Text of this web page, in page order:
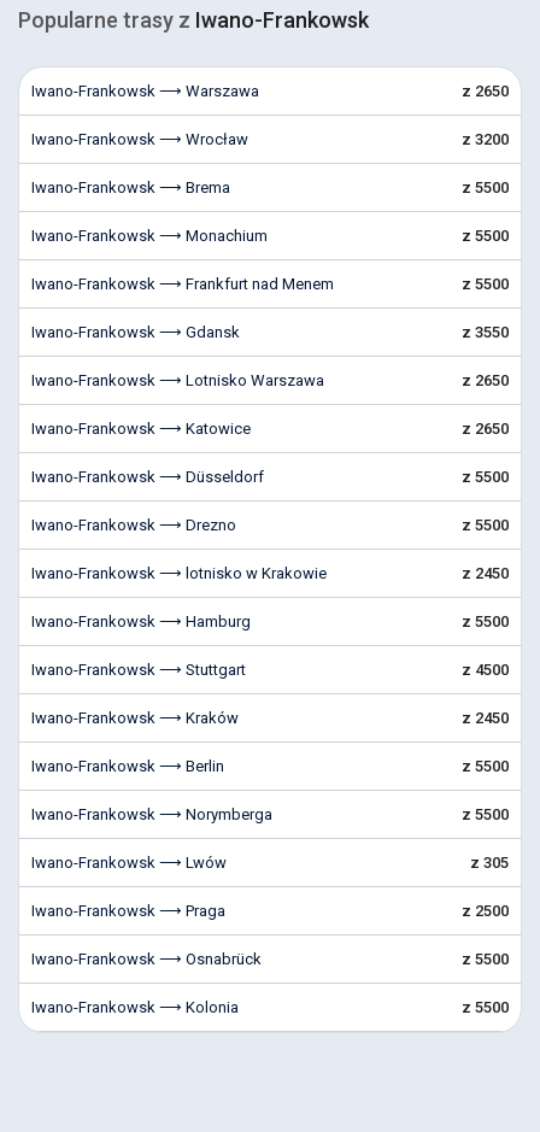
Popularne trasy z Iwano-Frankowsk
Iwano-Frankowsk ⟶ Warszawa z 2650
Iwano-Frankowsk ⟶ Wrocław z 3200
Iwano-Frankowsk ⟶ Brema z 5500
Iwano-Frankowsk ⟶ Monachium z 5500
Iwano-Frankowsk ⟶ Frankfurt nad Menem z 5500
Iwano-Frankowsk ⟶ Gdansk z 3550
Iwano-Frankowsk ⟶ Lotnisko Warszawa z 2650
Iwano-Frankowsk ⟶ Katowice z 2650
Iwano-Frankowsk ⟶ Düsseldorf z 5500
Iwano-Frankowsk ⟶ Drezno z 5500
Iwano-Frankowsk ⟶ lotnisko w Krakowie z 2450
Iwano-Frankowsk ⟶ Hamburg z 5500
Iwano-Frankowsk ⟶ Stuttgart z 4500
Iwano-Frankowsk ⟶ Kraków z 2450
Iwano-Frankowsk ⟶ Berlin z 5500
Iwano-Frankowsk ⟶ Norymberga z 5500
Iwano-Frankowsk ⟶ Lwów z 305
Iwano-Frankowsk ⟶ Praga z 2500
Iwano-Frankowsk ⟶ Osnabrück z 5500
Iwano-Frankowsk ⟶ Kolonia z 5500